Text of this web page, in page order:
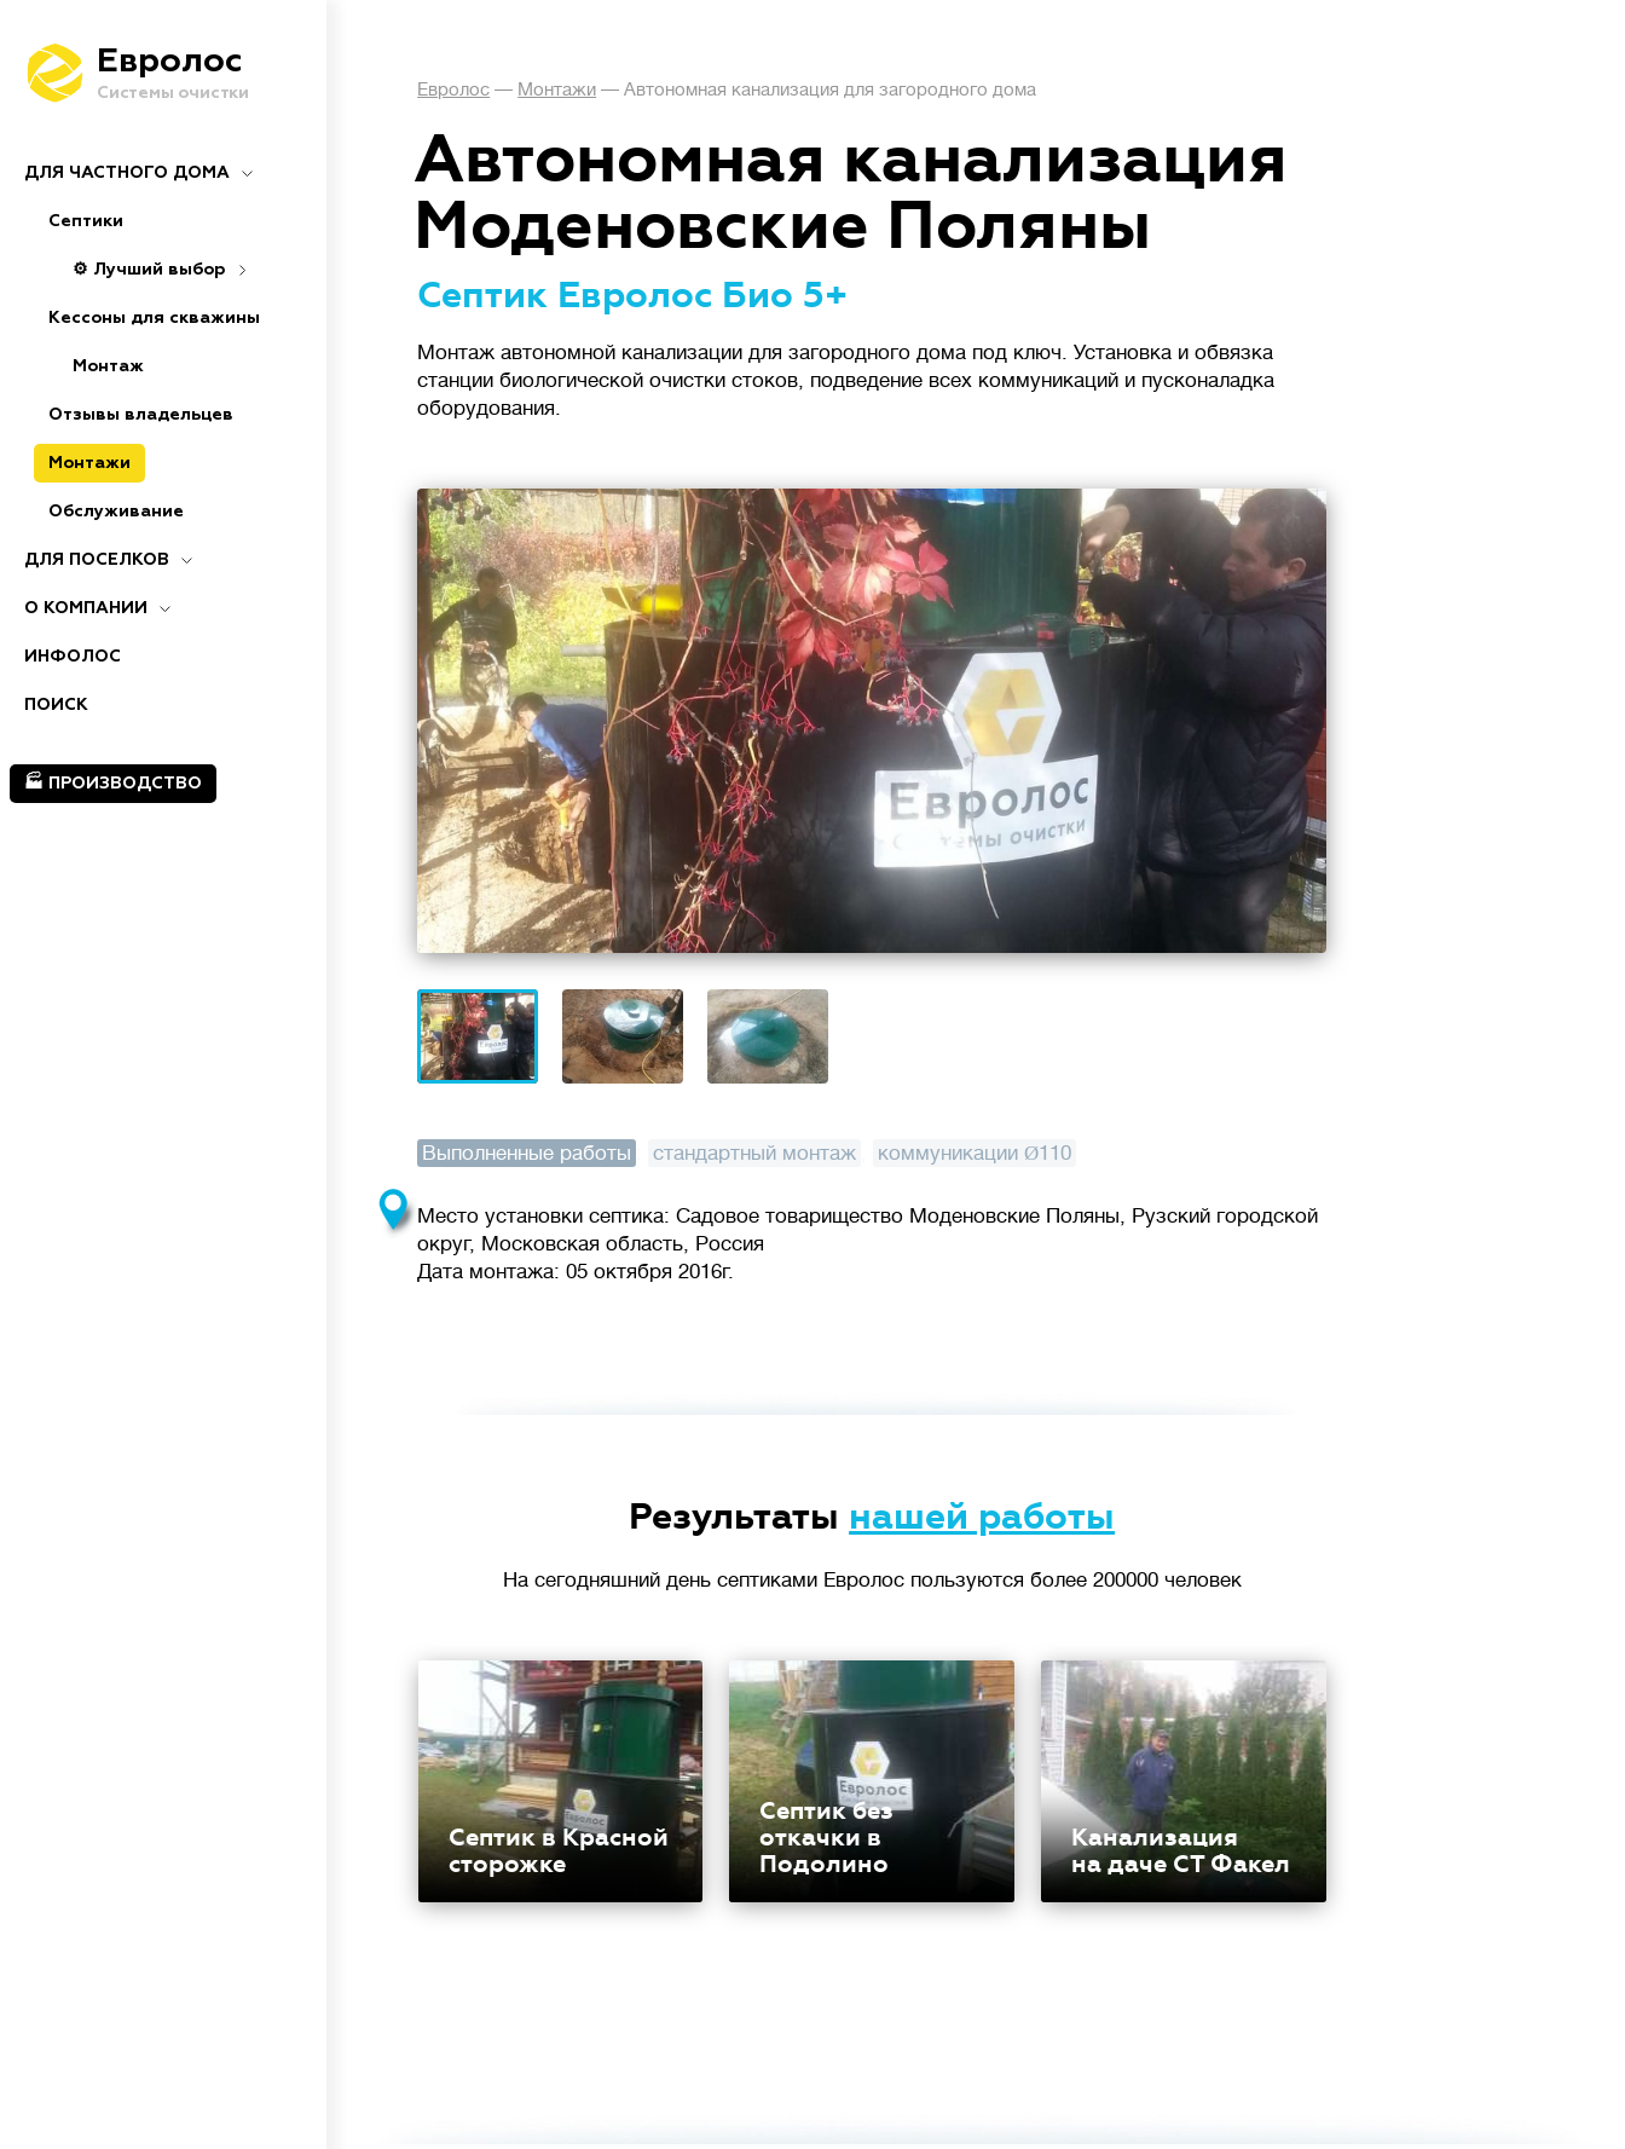
Евролос
Системы очистки
ДЛЯ ЧАСТНОГО ДОМА
Септики
⚙️ Лучший выбор
Кессоны для скважины
Монтаж
Отзывы владельцев
Монтажи
Обслуживание
ДЛЯ ПОСЕЛКОВ
О КОМПАНИИ
ИНФОЛОС
ПОИСК
🏭 ПРОИЗВОДСТВО
Евролос — Монтажи —Автономная канализация для загородного дома
Автономная канализация
Моденовские Поляны
Септик Евролос Био 5+
Монтаж автономной канализации для загородного дома под ключ. Установка и обвязка
станции биологической очистки стоков, подведение всех коммуникаций и пусконаладка
оборудования.
Выполненные работы стандартный монтаж коммуникации Ø110
Место установки септика: Садовое товарищество Моденовские Поляны, Рузский городской
округ, Московская область, Россия
Дата монтажа: 05 октября 2016г.
Результаты нашей работы
На сегодняшний день септиками Евролос пользуются более 200000 человек
Септик в Красной
сторожке
Септик без
откачки в
Подолино
Канализация
на даче СТ Факел